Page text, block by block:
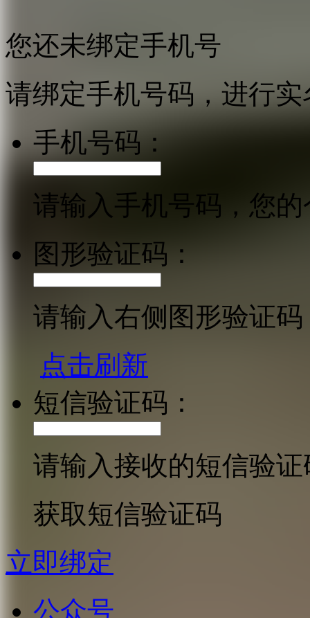
您还未绑定手机号
请绑定手机号码，进行
手机号码：
请输入手机号码，您
图形验证码：
请输入右侧图形验证码
点击刷新
短信验证码：
请输入接收的短信验证
获取短信验证码
立即绑定
公众号